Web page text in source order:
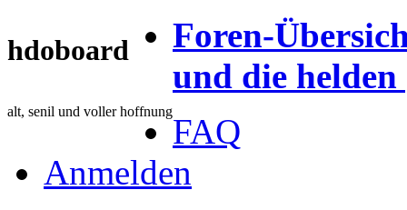
hdoboard
alt, senil und voller hoffnung
Foren-
und die
FAQ
Anmelden